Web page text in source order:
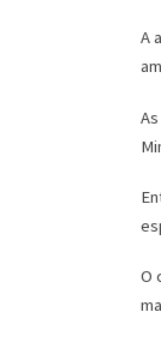
A
O